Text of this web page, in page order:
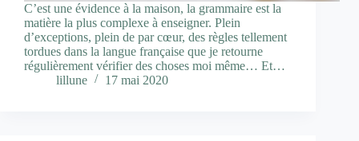
C’est une évidence à la maison, la grammaire est la
matière la plus complexe à enseigner. Plein
d’exceptions, plein de par cœur, des règles tellement
tordues dans la langue française que je retourne
régulièrement vérifier des choses moi même… Et…
lillune
17 mai 2020